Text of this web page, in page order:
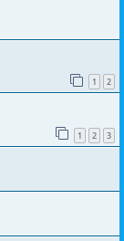
1 2
1 2 3